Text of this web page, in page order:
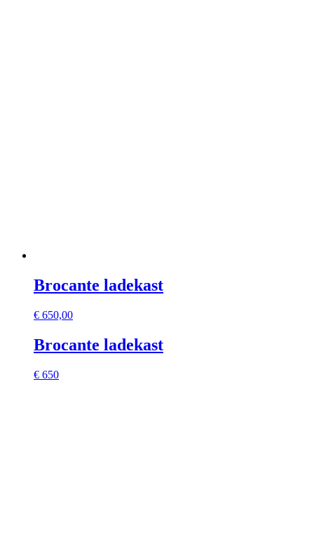
Brocante ladekast
€ 650,00
Brocante ladekast
€ 650